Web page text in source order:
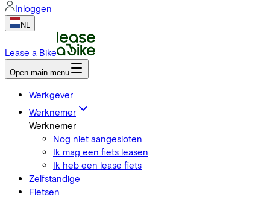
Inloggen
NL
Lease a Bike
Open main menu
Werkgever
Werknemer
Werknemer
Nog niet aangesloten
Ik mag een fiets leasen
Ik heb een lease fiets
Zelfstandige
Fietsen